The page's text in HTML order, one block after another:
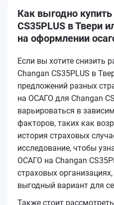
Как выгодно
CS35PLUS в Твери
на оформлении
Если вы хотите снизить
Changan CS35PLUS в
предложений разных
на ОСАГО для Changan
варьироваться в
факторов, таких как
история страховых
исследование, чтобы
ОСАГО на Changan
страховых
выгодный вариант для
Также стоит